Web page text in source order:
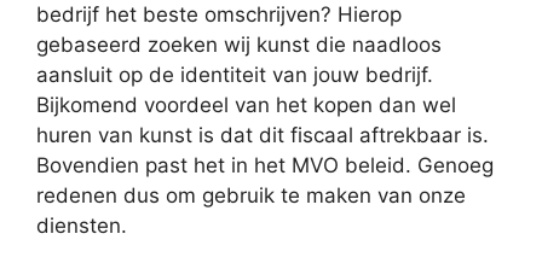
bedrijf het beste omschrijven? Hierop
gebaseerd zoeken wij kunst die naadloos
aansluit op de identiteit van jouw bedrijf.
Bijkomend voordeel van het kopen dan wel
huren van kunst is dat dit fiscaal aftrekbaar is.
Bovendien past het in het MVO beleid. Genoeg
redenen dus om gebruik te maken van onze
diensten.